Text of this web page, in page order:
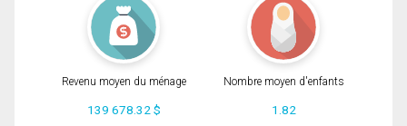
Revenu moyen du ménage
139 678.32 $
Nombre moyen d'enfants
1.82